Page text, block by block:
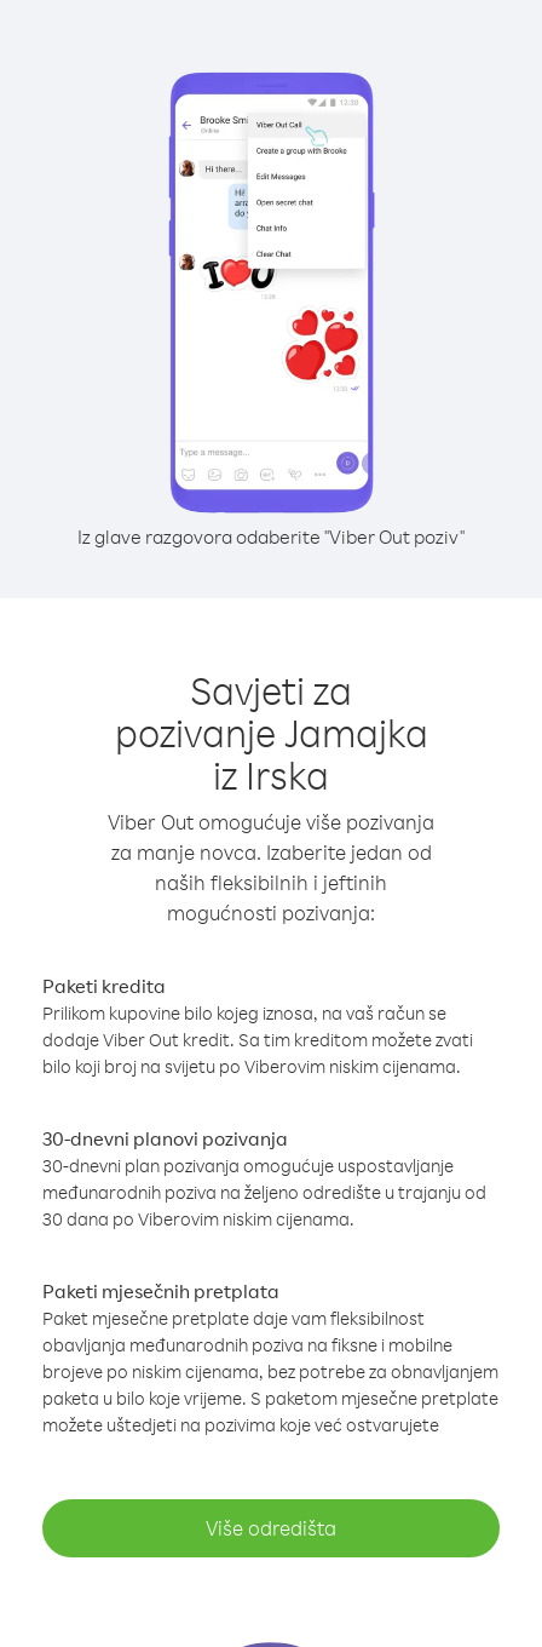
Iz glave razgovora odaberite "Viber Out poziv"
Savjeti za
pozivanje Jamajka
iz Irska
Viber Out omogućuje više pozivanja
za manje novca. Izaberite jedan od
naših fleksibilnih i jeftinih
mogućnosti pozivanja:
Paketi kredita
Prilikom kupovine bilo kojeg iznosa, na vaš račun se
dodaje Viber Out kredit. Sa tim kreditom možete zvati
bilo koji broj na svijetu po Viberovim niskim cijenama.
30-dnevni planovi pozivanja
30-dnevni plan pozivanja omogućuje uspostavljanje
međunarodnih poziva na željeno odredište u trajanju od
30 dana po Viberovim niskim cijenama.
Paketi mjesečnih pretplata
Paket mjesečne pretplate daje vam fleksibilnost
obavljanja međunarodnih poziva na fiksne i mobilne
brojeve po niskim cijenama, bez potrebe za obnavljanjem
paketa u bilo koje vrijeme. S paketom mjesečne pretplate
možete uštedjeti na pozivima koje već ostvarujete
Više odredišta